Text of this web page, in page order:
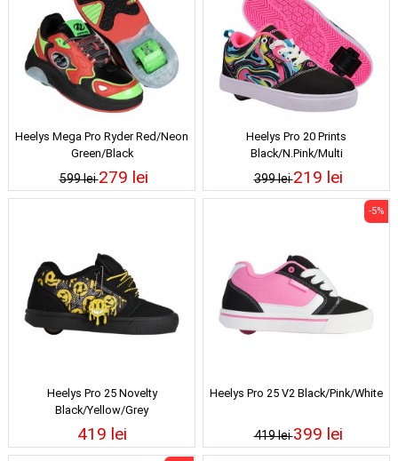
Heelys Mega Pro Ryder Red/Neon
Green/Black
599 lei279 lei
Heelys Pro 20 Prints
Black/N.Pink/Multi
399 lei219 lei
Heelys Pro 25 Novelty
Black/Yellow/Grey
419 lei
Heelys Pro 25 V2 Black/Pink/White
419 lei
-5%
399 lei